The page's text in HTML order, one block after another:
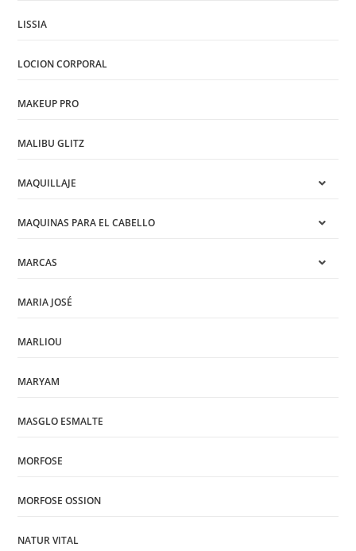
LISSIA
LOCION CORPORAL
MAKEUP PRO
MALIBU GLITZ
MAQUILLAJE
MAQUINAS PARA EL CABELLO
MARCAS
MARIA JOSÉ
MARLIOU
MARYAM
MASGLO ESMALTE
MORFOSE
MORFOSE OSSION
NATUR VITAL